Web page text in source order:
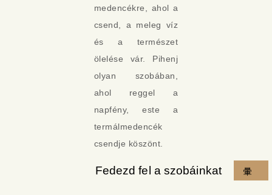
medencékre, ahol a
csend, a meleg víz
és a természet
ölelése vár. Pihenj
olyan szobában,
ahol reggel a
napfény, este a
termálmedencék
csendje köszönt.
Fedezd fel a szobáinkat